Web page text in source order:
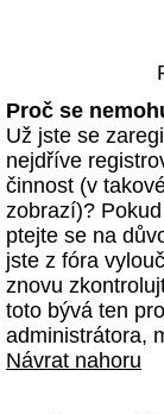
Proč se
Už jste se
nejdříve
činnost (v
zobrazí)?
ptejte se na
jste z fóra
znovu
toto bývá ten
administrátora,
Návrat nahoru